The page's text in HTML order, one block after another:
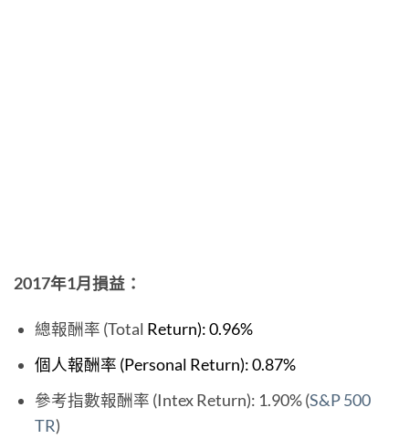
2017年1月損益：
總報酬率 (Total Return): 0.96%
個人報酬率 (Personal Return): 0.87%
參考指數報酬率 (Intex Return): 1.90% (S&P 500
TR)